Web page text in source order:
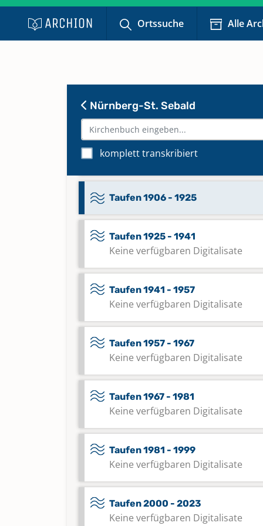
Ortssuche Alle
Nürnberg-St. Sebald
komplett transkribiert
Taufen 1868 - 1875
Taufen 1876 - 1882
Taufen 1888 - 1896
Taufen 1896 - 1906
Taufen 1906 - 1925
Taufen 1925 - 1941
Keine verfügbaren Digitalisate
Taufen 1941 - 1957
Keine verfügbaren Digitalisate
Taufen 1957 - 1967
Keine verfügbaren Digitalisate
Taufen 1967 - 1981
Keine verfügbaren Digitalisate
Taufen 1981 - 1999
Keine verfügbaren Digitalisate
Taufen 2000 - 2023
Keine verfügbaren Digitalisate